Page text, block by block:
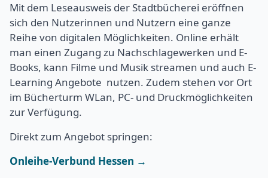
Mit dem Leseausweis der Stadtbücherei eröffnen
sich den Nutzerinnen und Nutzern eine ganze
Reihe von digitalen Möglichkeiten. Online erhält
man einen Zugang zu Nachschlagewerken und E-
Books, kann Filme und Musik streamen und auch E-
Learning Angebote nutzen. Zudem stehen vor Ort
im Bücherturm WLan, PC- und Druckmöglichkeiten
zur Verfügung.
Direkt zum Angebot springen:
Onleihe-Verbund Hessen →